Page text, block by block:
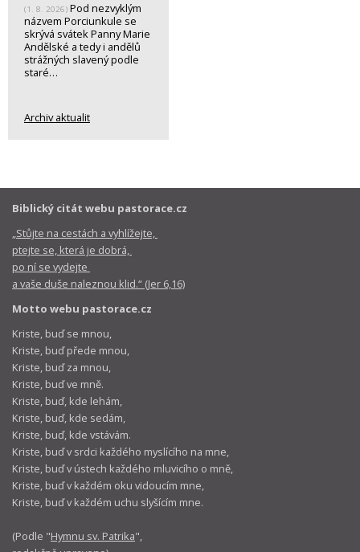
(1. 8. 2026) Pod nezvyklým
názvem Porciunkule se
skrývá svátek Panny Marie
Andělské a tedy i andělů
strážných slavený podle
staré…
Archiv aktualit
Biblický citát webu pastorace.cz
„Stůjte na cestách a vyhlížejte,
ptejte se, která je dobrá,
po ní se vydejte
a vaše duše naleznou klid.“ (Jer 6,16)
Motto webu pastorace.cz
Kriste, buď se mnou,
Kriste, buď přede mnou,
Kriste, buď za mnou,
Kriste, buď ve mně.
Kriste, buď, kde lehám,
Kriste, buď, kde sedám,
Kriste, buď, kde vstávám.
Kriste, buď v srdci každého myslícího na mne,
Kriste, buď v ústech každého mluvicího o mně,
Kriste, buď v každém oku vidoucím mne,
Kriste, buď v každém uchu slyšícím mne.
(Podle "Hymnu sv. Patrika",